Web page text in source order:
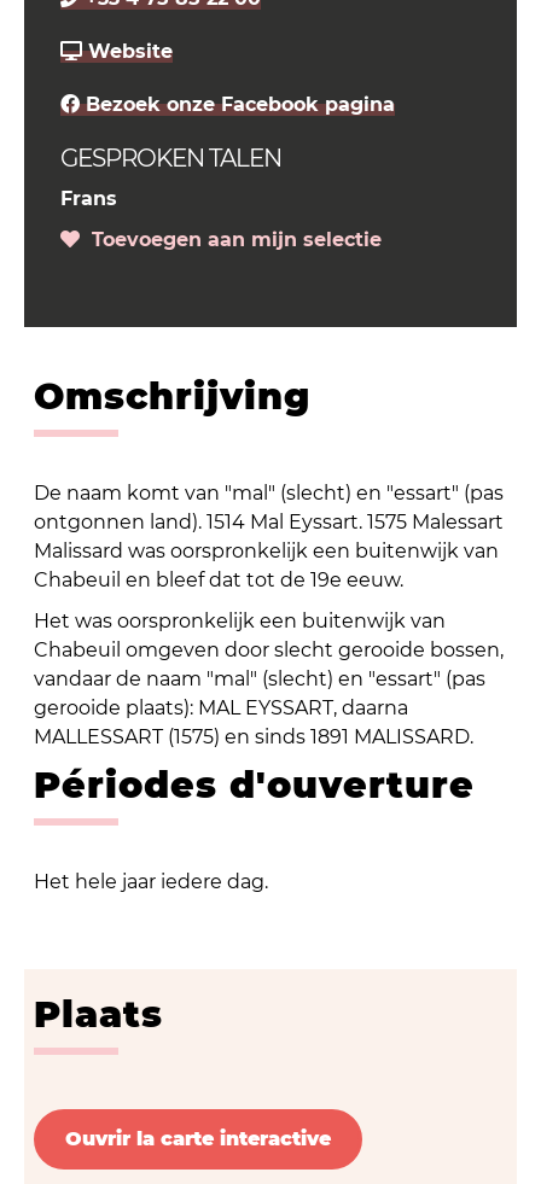
Website
Bezoek onze Facebook pagina
GESPROKEN TALEN
Frans
Toevoegen aan mijn selectie
Omschrijving
De naam komt van "mal" (slecht) en "essart" (pas
ontgonnen land). 1514 Mal Eyssart. 1575 Malessart
Malissard was oorspronkelijk een buitenwijk van
Chabeuil en bleef dat tot de 19e eeuw.
Het was oorspronkelijk een buitenwijk van
Chabeuil omgeven door slecht gerooide bossen,
vandaar de naam "mal" (slecht) en "essart" (pas
gerooide plaats): MAL EYSSART, daarna
MALLESSART (1575) en sinds 1891 MALISSARD.
Périodes d'ouverture
Het hele jaar iedere dag.
Plaats
Ouvrir la carte interactive